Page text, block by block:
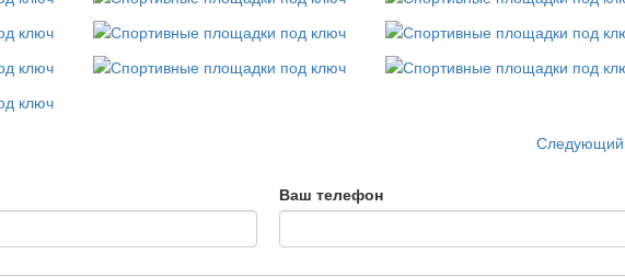
Ваш телефон